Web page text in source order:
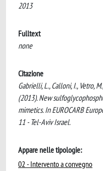
2013
Fulltext
none
Citazione
Gabrielli, L., Calloni, I., Vetro,
(2013). New
mimetics. In EUROCARB
11 - Tel-Aviv Israel.
Appare nelle tipologie:
02 - Intervento a convegno